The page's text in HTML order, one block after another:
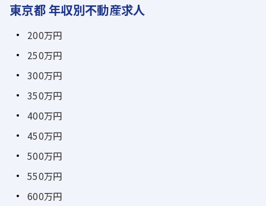
東京都 年収別不動産求人
200万円
250万円
300万円
350万円
400万円
450万円
500万円
550万円
600万円